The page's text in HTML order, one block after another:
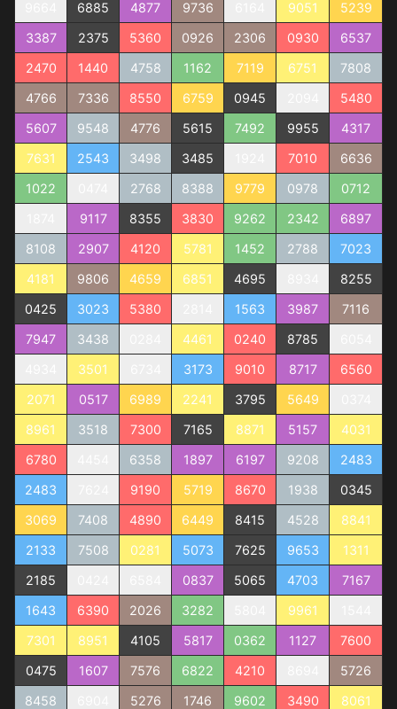
6885 4877 9736 9051
5239
3387
2375 5360 0926 2306 0930
6537
2470
1440 4758 1162 7119 6751
7808
4766
7336 8550 6759 0945
5480
5607
9548 4776 5615 7492 9955
4317
7631
2543 3498 3485 7010
6636
1022
2768 8388 9779 0978
0712
9117 8355 3830 9262 2342
6897
8108
2907 4120 5781 1452 2788
7023
4181
9806 4659 6851 4695
8255
0425
3023 5380 1563 3987
7116
7947
3438 4461 0240 8785
3501 3173 9010 8717
6560
2071
0517 6989 2241 3795 5649
8961
3518 7300 7165 8871 5157
4031
6780
6358 1897 6197 9208
2483
2483
9190 5719 8670 1938
0345
3069
7408 4890 6449 8415 4528
8841
2133
7508 0281 5073 7625 9653
1311
2185
0837 5065 4703
7167
1643
6390 2026 3282 9961
7301
8951 4105 5817 0362 1127
7600
0475
1607 7576 6822 4210
5726
8458
5276 1746 9602 3490
8061